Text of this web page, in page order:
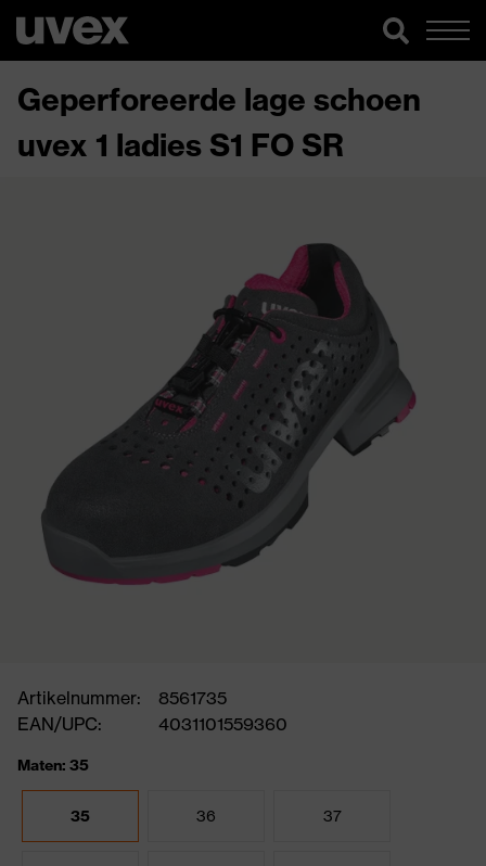
Geperforeerde lage schoen
uvex 1 ladies S1 FO SR
Artikelnummer:
8561735
EAN/UPC:
4031101559360
Maten: 35
35 36 37